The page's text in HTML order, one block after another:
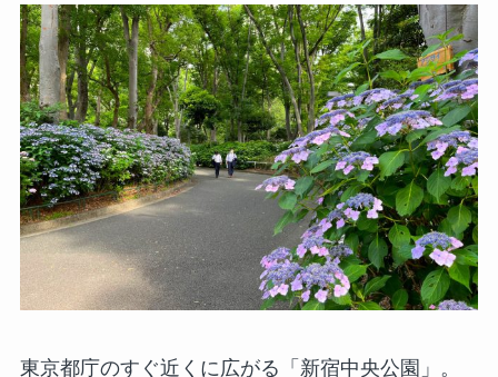
東京都庁のすぐ近くに広がる「新宿中央公園」。